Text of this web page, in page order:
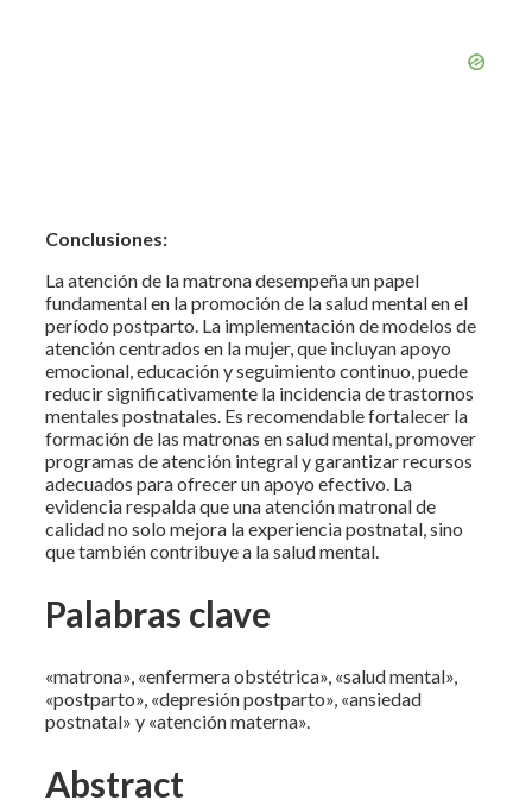
Conclusiones:
La atención de la matrona desempeña un papel
fundamental en la promoción de la salud mental en el
período postparto. La implementación de modelos de
atención centrados en la mujer, que incluyan apoyo
emocional, educación y seguimiento continuo, puede
reducir significativamente la incidencia de trastornos
mentales postnatales. Es recomendable fortalecer la
formación de las matronas en salud mental, promover
programas de atención integral y garantizar recursos
adecuados para ofrecer un apoyo efectivo. La
evidencia respalda que una atención matronal de
calidad no solo mejora la experiencia postnatal, sino
que también contribuye a la salud mental.
Palabras clave
«matrona», «enfermera obstétrica», «salud mental»,
«postparto», «depresión postparto», «ansiedad
postnatal» y «atención materna».
Abstract